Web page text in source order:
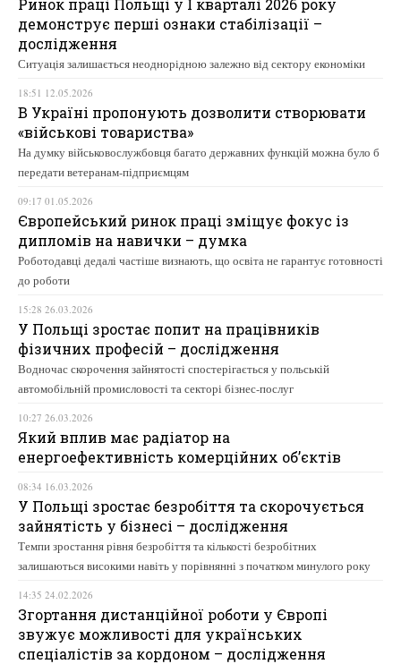
демонструє перші ознаки стабілізації –
дослідження
Ситуація залишається неоднорідною залежно від сектору економіки
18:51 12.05.2026
В Україні пропонують дозволити створювати
«військові товариства»
На думку військовослужбовця багато державних функцій можна було б
передати ветеранам-підприємцям
09:17 01.05.2026
Європейський ринок праці зміщує фокус із
дипломів на навички – думка
Роботодавці дедалі частіше визнають, що освіта не гарантує готовності
до роботи
15:28 26.03.2026
У Польщі зростає попит на працівників
фізичних професій – дослідження
Водночас скорочення зайнятості спостерігається у польській
автомобільній промисловості та секторі бізнес-послуг
10:27 26.03.2026
Який вплив має радіатор на
енергоефективність комерційних об’єктів
08:34 16.03.2026
У Польщі зростає безробіття та скорочується
зайнятість у бізнесі – дослідження
Темпи зростання рівня безробіття та кількості безробітних
залишаються високими навіть у порівнянні з початком минулого року
14:35 24.02.2026
Згортання дистанційної роботи у Європі
звужує можливості для українських
спеціалістів за кордоном – дослідження